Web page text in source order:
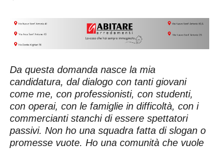
Da questa domanda nasce la mia
candidatura, dal dialogo con tanti giovani
come me, con professionisti, con studenti,
con operai, con le famiglie in difficoltà, con i
commercianti stanchi di essere spettatori
passivi. Non ho una squadra fatta di slogan o
promesse vuote. Ho una comunità che vuole